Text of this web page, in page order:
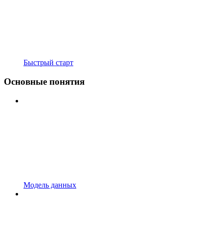
Быстрый старт
Основные понятия
Модель данных